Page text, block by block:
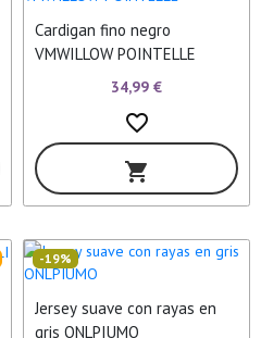
Cardigan fino negro
VMWILLOW POINTELLE
34,99 €
favorite_border
shopping_cart
Jersey suave con rayas en
gris ONLPIUMO
-19%